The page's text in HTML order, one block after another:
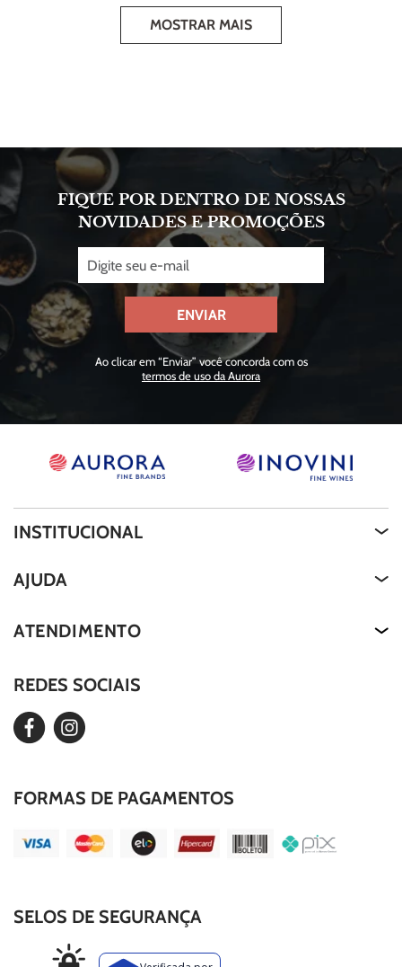
MOSTRAR MAIS
FIQUE POR DENTRO DE NOSSAS
NOVIDADES E PROMOÇÕES
ENVIAR
Ao clicar em “Enviar” você concorda com os
termos de uso da Aurora
INSTITUCIONAL
Quem Somos
Nossa História
AJUDA
Editar Cookies
Duvidas Frequentes
ATENDIMENTO
REDES SOCIAIS
FORMAS DE PAGAMENTOS
SELOS DE SEGURANÇA